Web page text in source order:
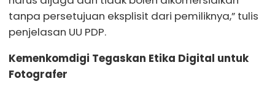
tanpa persetujuan eksplisit dari pemiliknya,” tulis
penjelasan UU PDP.
Kemenkomdigi Tegaskan Etika Digital untuk
Fotografer